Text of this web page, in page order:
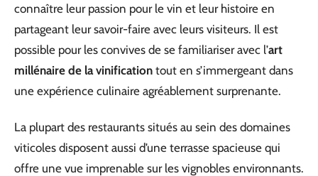
connaître leur passion pour le vin et leur histoire en
partageant leur savoir-faire avec leurs visiteurs. Il est
possible pour les convives de se familiariser avec l’art
millénaire de la vinification tout en s’immergeant dans
une expérience culinaire agréablement surprenante.
La plupart des restaurants situés au sein des domaines
viticoles disposent aussi d’une terrasse spacieuse qui
offre une vue imprenable sur les vignobles environnants.